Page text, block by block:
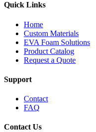
Quick Links
Home
Custom Materials
EVA Foam Solutions
Product Catalog
Request a Quote
Support
Contact
FAQ
Contact Us